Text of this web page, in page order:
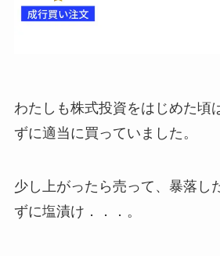
わたしも株式投資をはじめた頃
ずに適当に買っていました。
少し上がったら売って、暴落し
ずに塩漬け．．．。